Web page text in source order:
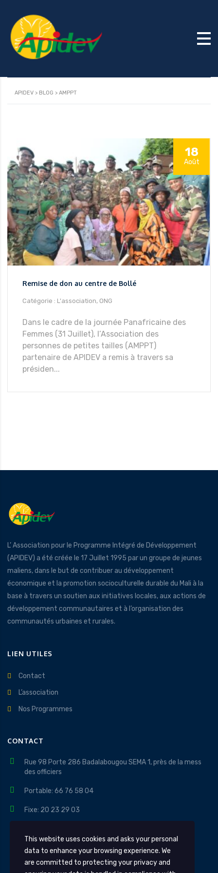
AMPPT
APIDEV > BLOG > AMPPT
18
Août
Remise de don au centre de Bollé
Catégorie : L'association, ONG
Dans le cadre de la journée Panafricaine des
Femmes (31 Juillet), l’Association des
personnes de petites tailles (AMPPT)
partenaire de APIDEV a remis à travers sa
présiden...
L’ Association pour le Programme Intégré de Développement
(APIDEV) a été créée le 17 Juillet 1995 par un groupe de jeunes
maliens, dans le but de contribuer au développement
économique et la promotion socioculturelle durable du Mali à la
base à travers un soutien aux initiatives locales, aux actions de
développement communautaires et à l’organisation des
communautés urbaines et rurales.
LIEN UTILES
Contact
L’association
Nos Programmes
CONTACT
Rue 98 Porte 286 Badalabougou SEMA 1, près de la mess
des officiers
Portable: 66 76 58 04
Fixe: 20 23 29 03
Lundi au Vendredi 08H - 18H
This website uses cookies and asks your personal
data to enhance your browsing experience. We
are committed to protecting your privacy and